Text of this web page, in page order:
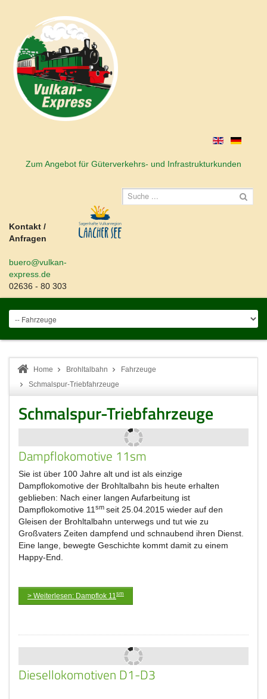
Zum Angebot für Güterverkehrs- und Infrastrukturkunden
Kontakt /
Anfragen
buero@vulkan-
express.de
02636 - 80 303
Home Brohltalbahn
Fahrzeuge
Schmalspur-Triebfahrzeuge
Schmalspur-Triebfahrzeuge
Dampflokomotive 11sm
Sie ist über 100 Jahre alt und ist als einzige
Dampflokomotive der Brohltalbahn bis heute erhalten
geblieben: Nach einer langen Aufarbeitung ist
Dampflokomotive 11 sm seit 25.04.2015 wieder auf den
Gleisen der Brohltalbahn unterwegs und tut wie zu
Großvaters Zeiten dampfend und schnaubend ihren Dienst.
Eine lange, bewegte Geschichte kommt damit zu einem
Happy-End.
> Weiterlesen: Dampflok 11sm
Diesellokomotiven D1-D3